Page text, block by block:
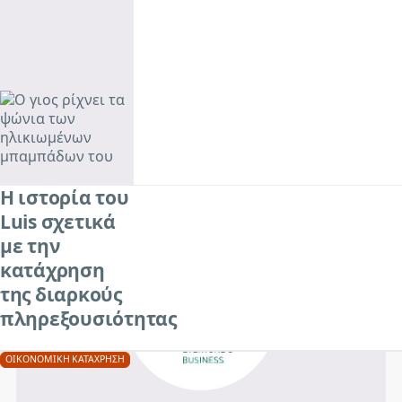
διαρκούς
πληρεξουσιότητας
Η ιστορία του
Luis σχετικά
με την
κατάχρηση
της διαρκούς
πληρεξουσιότητας
ΟΙΚΟΝΟΜΙΚΉ ΚΑΤΆΧΡΗΣΗ